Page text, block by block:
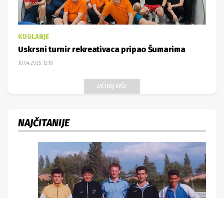
KUGLANJE
Uskrsni turnir rekreativaca pripao Šumarima
30.04.2025. 12:18
UČITAJ VIŠE
NAJČITANIJE